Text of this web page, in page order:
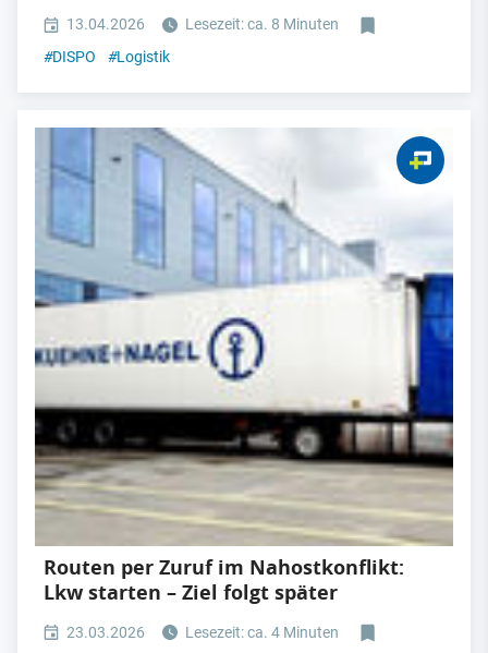
13.04.2026
Lesezeit: ca. 8 Minuten
#DISPO #Logistik
Routen per Zuruf im Nahostkonflikt:
Lkw starten – Ziel folgt später
23.03.2026
Lesezeit: ca. 4 Minuten